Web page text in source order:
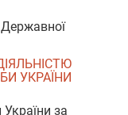
Державної
УКРАЇНИ
за